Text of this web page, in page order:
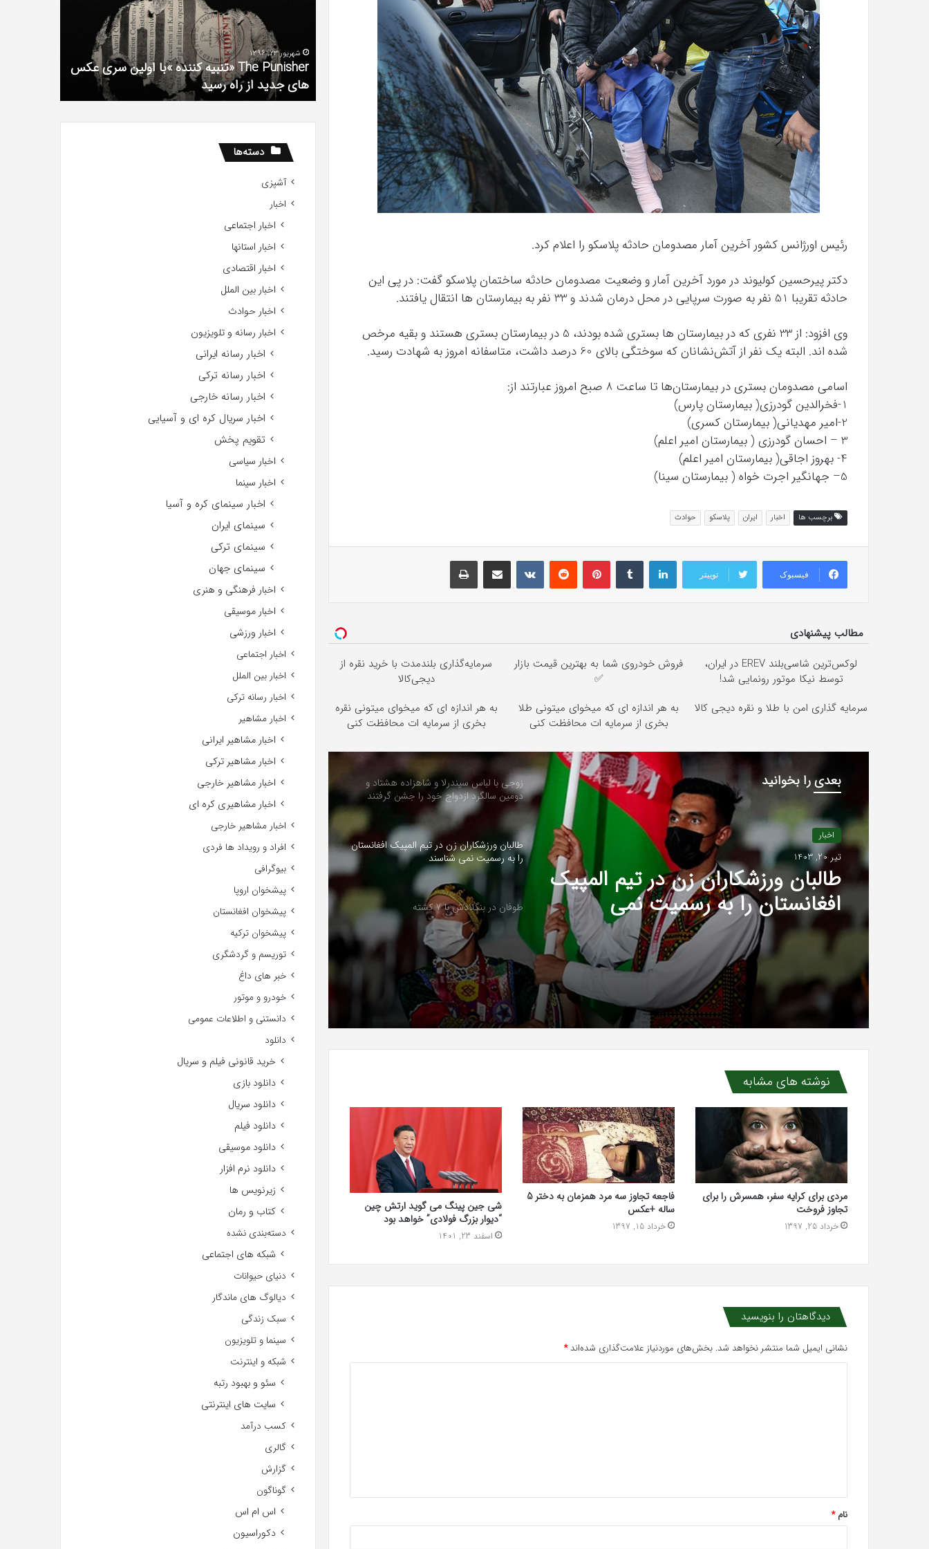
رئیس اورژانس کشور آخرین آمار مصدومان حادثه پلاسکو را اعلام کرد.
دکتر پیرحسین کولیوند در مورد آخرین آمار و وضعیت مصدومان حادثه ساختمان پلاسکو گفت: در پی این
حادثه تقریبا 51 نفر به صورت سرپایی در محل درمان شدند و 33 نفر به بیمارستان ها انتقال یافتند.
وی افزود: از 33 نفری که در بیمارستان ها بستری شده بودند،‌ 5 در بیمارستان بستری هستند و بقیه مرخص
شده اند. البته یک نفر از آتش‌نشانان که سوختگی بالای 60 درصد داشت، متاسفانه امروز به شهادت رسید.
اسامی مصدومان بستری در بیمارستان‌ها تا ساعت 8 صبح امروز عبارتند از:
1-فخرالدین گودرزی( بیمارستان پارس)
2-امیر مهدیانی( بیمارستان کسری)
3 – احسان گودرزی ( بیمارستان امیر اعلم)
4- بهروز اجاقی( بیمارستان امیر اعلم)
5– جهانگیر اجرت خواه ( بیمارستان سینا)
برچسب ها اخبار ایران پلاسکو حوادث
فیسبوک توییتر
لینکداینتامبلر پینتریستReddit
VKontakteاشتراک گذاری با ایمیل چاپ
مطالب پیشنهادی
لوکس‌ترین شاسی‌بلند EREV در ایران،
توسط نیکا موتور رونمایی شد!
فروش خودروی شما به بهترین قیمت بازار
✅
سرمایه‌گذاری بلندمدت با خرید نقره از
دیجی‌کالا
سرمایه گذاری امن با طلا و نقره دیجی کالا
به هر اندازه ای که میخوای میتونی طلا
بخری از سرمایه ات محافظت کنی
به هر اندازه ای که میخوای میتونی نقره
بخری از سرمایه ات محافظت کنی
بعدی را بخوانید
اخبار
تیر 20, 1403
طالبان ورزشکاران زن در تیم المپیک
افغانستان را به رسمیت نمی
شناسند
زوجی با لباس سیندرلا و شاهزاده هشتاد و
دومین سالگرد ازدواج خود را جشن گرفتند
طالبان ورزشکاران زن در تیم المپیک افغانستان
را به رسمیت نمی شناسند
طوفان در بنگلادش با 7 کشته
نوشته های مشابه
مردی برای کرایه سفر، همسرش را برای
تجاوز فروخت
خرداد 25, 1397
فاجعه تجاوز سه مرد همزمان به دختر 5
ساله +عکس
خرداد 15, 1397
شی جین پینگ می گوید ارتش چین
“دیوار بزرگ فولادی” خواهد بود
اسفند 23, 1401
دیدگاهتان را بنویسید
نشانی ایمیل شما منتشر نخواهد شد. بخش‌های موردنیاز علامت‌گذاری شده‌اند*
*
نام*
حیوانات
وحشی
تیر 13, 1397
رابطه جنسی این دختر با حیوانات وحشی !
که
“فروزن
2”
موفق
خواهد
بود.
آذر 23, 1398
کریستن بل می دانست که “فروزن 2” موفق
خواهد بود.
عکس
های
جدید
از
شهریور 23, 1396
The Punisher «تنبیه کننده »با اولین سری عکس
های جدید از راه رسید
دسته‌ها
آشپزی
اخبار
اخبار اجتماعی
اخبار استانها
اخبار اقتصادی
اخبار بین الملل
اخبار حوادث
اخبار رسانه و تلویزیون
اخبار رسانه ایرانی
اخبار رسانه ترکی
اخبار رسانه خارجی
اخبار سریال کره ای و آسیایی
تقویم پخش
اخبار سیاسی
اخبار سینما
اخبار سینمای کره و آسیا
سینمای ایران
سینمای ترکی
سینمای جهان
اخبار فرهنگی و هنری
اخبار موسیقی
اخبار ورزشی
اخبار اجتماعی
اخبار بین الملل
اخبار رسانه ترکی
اخبار مشاهیر
اخبار مشاهیر ایرانی
اخبار مشاهیر ترکی
اخبار مشاهیر خارجی
اخبار مشاهیری کره ای
اخبار مشاهیر خارجی
افراد و رویداد ها فردی
بیوگرافی
پیشخوان اروپا
پیشخوان افغانستان
پیشخوان ترکیه
توریسم و گردشگری
خبر های داغ
خودرو و موتور
دانستنی و اطلاعات عمومی
دانلود
خرید قانونی فیلم و سریال
دانلود بازی
دانلود سریال
دانلود فیلم
دانلود موسیقی
دانلود نرم افزار
زیرنویس ها
کتاب و رمان
دسته‌بندی نشده
شبکه های اجتماعی
دنیای حیوانات
دیالوگ های ماندگار
سبک زندگی
سینما و تلویزیون
شبکه و اینترنت
سئو و بهبود رتبه
سایت های اینترنتی
کسب درآمد
گالری
گزارش
گوناگون
اس ام اس
دکوراسیون